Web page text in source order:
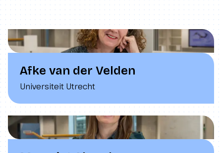
Afke van der Velden
Universiteit Utrecht